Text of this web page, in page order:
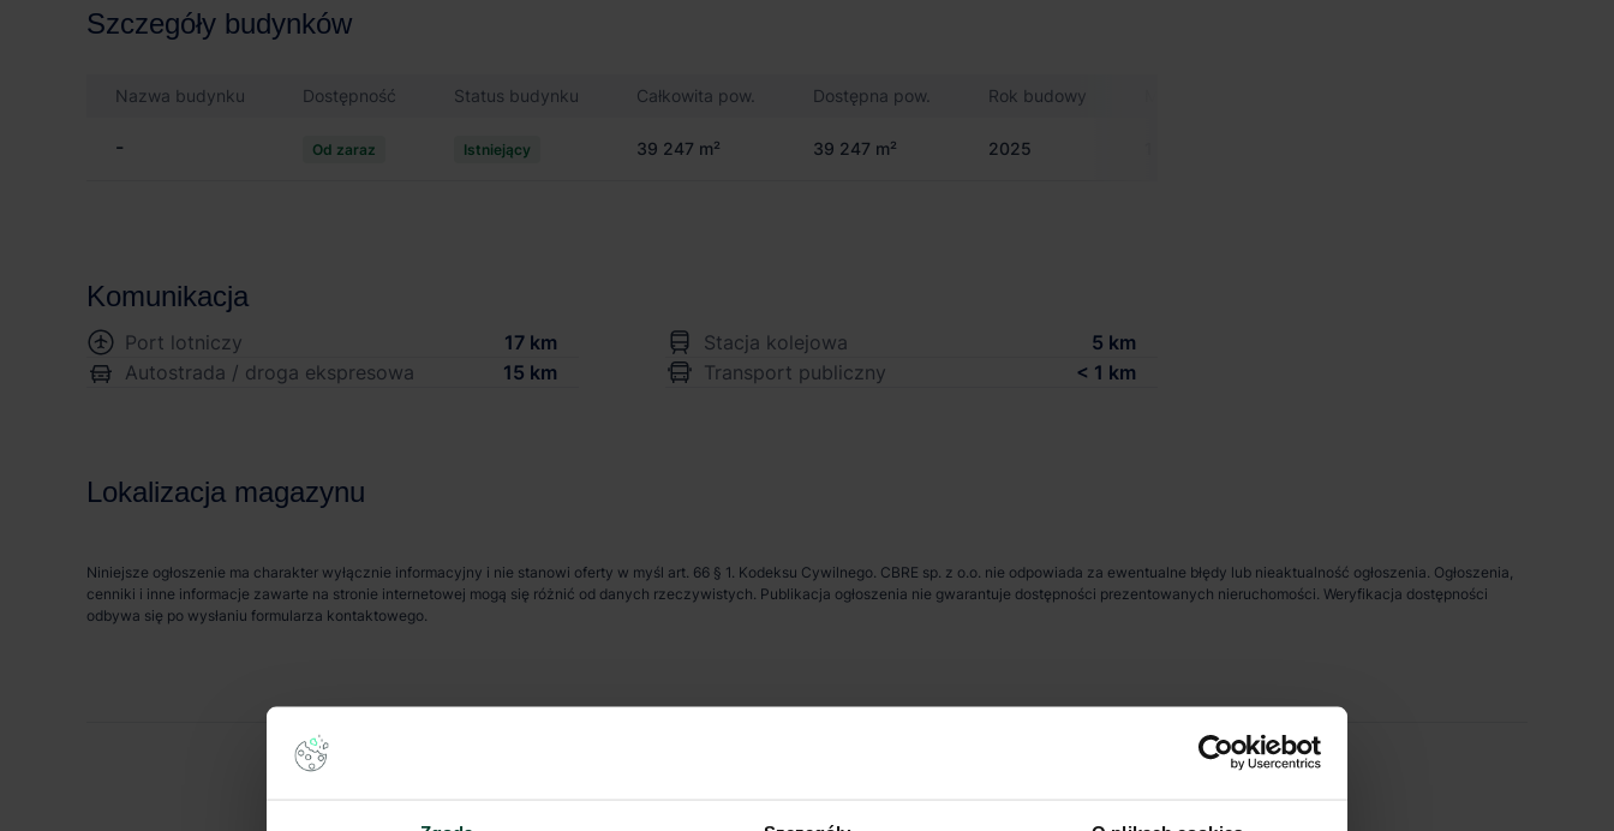
Szczegóły budynków
Nazwa budynku Dostępność Status budynku Całkowita pow. Dostępna pow. Rok budowy
- Od zaraz Istniejący 39 247 m² 39 247 m² 2025
Komunikacja
Port lotniczy 17 km Stacja kolejowa
5 km
Autostrada / droga ekspresowa
15 km Transport publiczny < 1 km
Lokalizacja magazynu
Niniejsze ogłoszenie ma charakter wyłącznie informacyjny i nie stanowi oferty w myśl art. 66 § 1. Kodeksu Cywilnego. CBRE sp. z o.o. nie odpowiada za ewentualne błędy lub nieaktualność ogłoszenia. Ogłoszenia,
cenniki i inne informacje zawarte na stronie internetowej mogą się różnić od danych rzeczywistych. Publikacja ogłoszenia nie gwarantuje dostępności prezentowanych nieruchomości. Weryfikacja dostępności
odbywa się po wysłaniu formularza kontaktowego.